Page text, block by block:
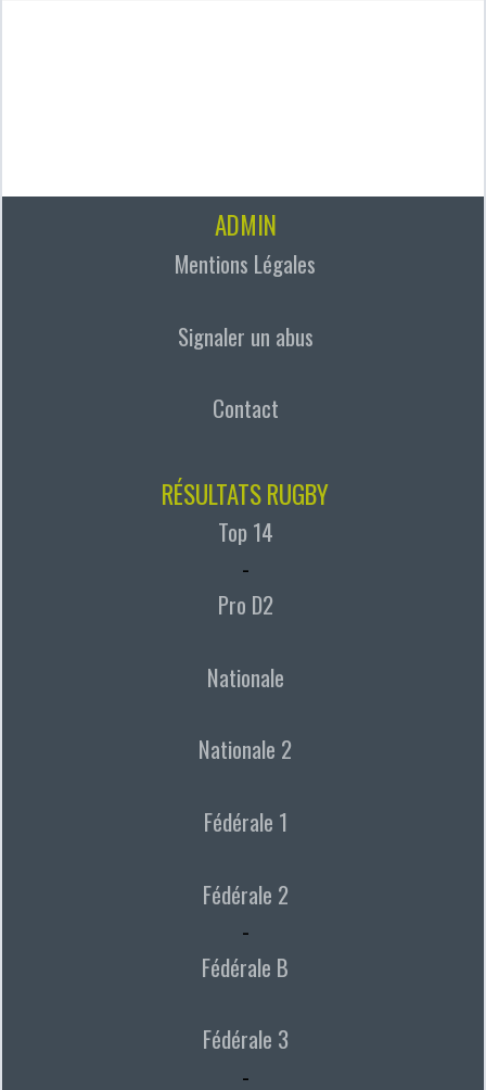
ADMIN
Mentions Légales
Signaler un abus
Contact
RÉSULTATS RUGBY
Top 14
-
Pro D2
Nationale
Nationale 2
Fédérale 1
Fédérale 2
-
Fédérale B
Fédérale 3
-